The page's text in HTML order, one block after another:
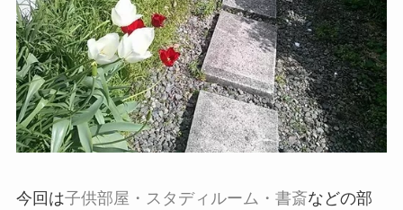
今回は子供部屋・スタディルーム・書斎などの部